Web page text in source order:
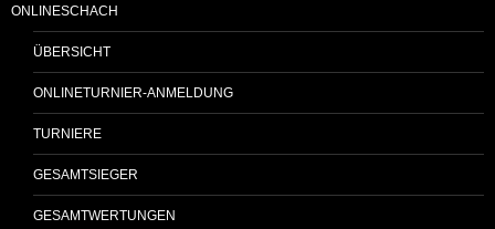
ONLINESCHACH
ÜBERSICHT
ONLINETURNIER-ANMELDUNG
TURNIERE
GESAMTSIEGER
GESAMTWERTUNGEN